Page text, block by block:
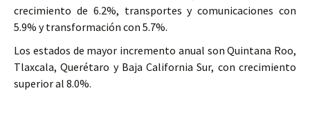
crecimiento de 6.2%, transportes y comunicaciones con
5.9% y transformación con 5.7%.
Los estados de mayor incremento anual son Quintana Roo,
Tlaxcala, Querétaro y Baja California Sur, con crecimiento
superior al 8.0%.